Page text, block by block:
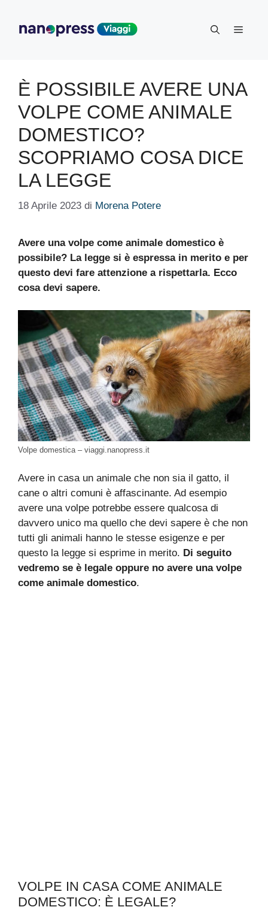
contenuto
Menu
È POSSIBILE AVERE UNA
VOLPE COME ANIMALE
DOMESTICO?
SCOPRIAMO COSA DICE
LA LEGGE
18 Aprile 2023 di Morena Potere
Avere una volpe come animale domestico è
possibile? La legge si è espressa in merito e per
questo devi fare attenzione a rispettarla. Ecco
cosa devi sapere.
Volpe domestica – viaggi.nanopress.it
Avere in casa un animale che non sia il gatto, il
cane o altri comuni è affascinante. Ad esempio
avere una volpe potrebbe essere qualcosa di
davvero unico ma quello che devi sapere è che non
tutti gli animali hanno le stesse esigenze e per
questo la legge si esprime in merito. Di seguito
vedremo se è legale oppure no avere una volpe
come animale domestico.
VOLPE IN CASA COME ANIMALE
DOMESTICO: È LEGALE?